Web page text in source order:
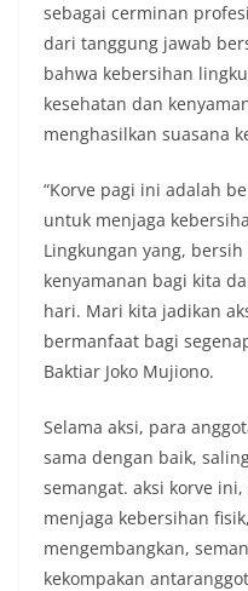
sebagai cerminan
dari tanggung jawab
bahwa kebersihan
kesehatan dan
menghasilkan suasana
“Korve pagi ini adalah
untuk menjaga
Lingkungan yang,
kenyamanan bagi kita
hari. Mari kita jadikan
bermanfaat bagi
Baktiar Joko Mujiono.
Selama aksi, para
sama dengan baik,
semangat. aksi korve
menjaga kebersihan
mengembangkan,
kekompakan